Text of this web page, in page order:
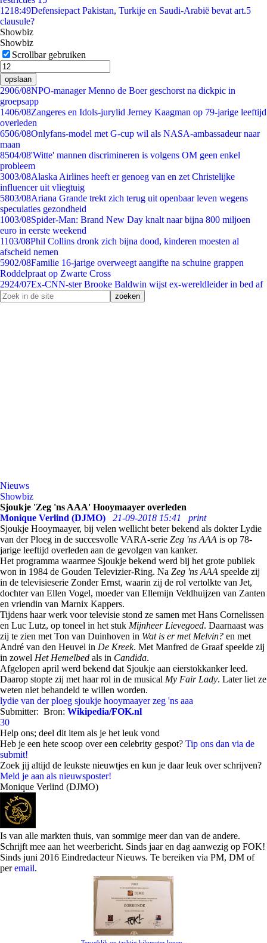
1218:49Defensiepact Pakistan, Turkije en Saudi-Arabië bevat art.5
clausule?
Showbiz
Showbiz
Scrollbar gebruiken
opslaan
2906/08NPO-manager Menno de Boer geschorst na dickpic in
groepsapp
1406/08Zangeres en Idols-jurylid Jerney Kaagman op 79-jarige leeftijd
overleden
6506/08Onlyfans-model met G-cup wil als NASA-ambassadeur naar
maan
8504/08'Witte' mannen discrimineren is volgens OM geen enkel
probleem
3003/08Alaska Airlines heeft er genoeg van en zet Christelijke
influencer uit vliegtuig
5803/08Ariana Grande trekt zich terug uit openbaar leven wegens
speculaties gezondheid
1003/08Spider-Man: Brand New Day knalt naar bijna 800 miljoen
euro in eerste weekend
1103/08Phil Collins dronk zich bijna dood, kinderen moesten al
afscheid nemen
5902/08Familie 16-jarige overweegt aangifte na schuine grappen
Roddelpraat op Zwarte Cross
2924/07Ex-CNN-ster Brooke Baldwin wijst ex-wereldleider in bed af
Nieuws
Showbiz
Sjoukje 'Zeg 'ns AAA' Hooymaayer overleden
Monique Verlind (DJMO)
21-09-2018 15:41
print
Sjoukje Hooymaayer, bij velen wellicht beter bekend als dokter Lydie
van der Ploeg in de succesvolle VARA-serie Zeg 'ns AAA is op 78-
jarige leeftijd overleden aan de gevolgen van kanker.
Het programma waarmee Sjoukje bekend werd bij het grote publiek
won in 1984 de Gouden Televizier-Ring. Na Zeg 'ns AAA speelde zij
in de televisieserie Zonder Ernst, waarin zij de rol vertolkte van Jet,
dochter van Ellen Vogel, moeder van Ellemijn Veldhuijzen van Zanten
en vriendin van Marnix Kappers.
Tijdens haar werk voor televisie stond ze samen met Hans Cornelissen
en Luc Lutz, op toneel in het stuk Mijnheer Lievegoed. Daarnaast was
zij te zien met Ton van Duinhoven in Wat is er met Melvin? en met
André van den Heuvel in De Kreek. Met Manfred de Graaf speelde zij
in zowel Het Hemelbed als in Candida.
Afgelopen april werd bekend dat Sjoukje aan eierstokkanker leed.
Daarop stopte zij met haar rol in de musical My Fair Lady. Later liet ze
weten niet behandeld te willen worden.
lydie van der ploeg sjoukje hooymaayer zeg 'ns aaa
Submitter: Bron: Wikipedia/FOK.nl
30
Help ons; deel dit item als je het leuk vond
Heb je een hete scoop over een celebrity gespot? Tip ons dan via de
submit!
Zoek jij altijd de leukste nieuwtjes en kun je daar leuk over schrijven?
Meld je aan als nieuwsposter!
Monique Verlind (DJMO)
Is van alle markten thuis, van sommige meer dan van de andere.
Schrijft mee aan het weerbericht. Sinds jaar en dag aanwezig op FOK!
Sinds juni 2016 Eindredacteur Nieuws. Te bereiken via PM, DM of
peremail.